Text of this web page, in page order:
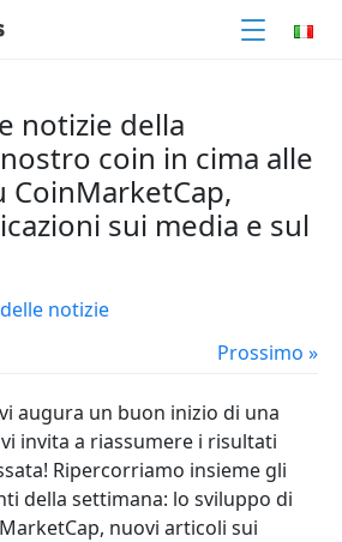
notizie della
coin in cima alle
CoinMarketCap,
sui media e sul
notizie
Prossimo »
augura un buon inizio di una
invita a riassumere i risultati
Ripercorriamo insieme gli
della settimana: lo sviluppo di
nuovi articoli sui